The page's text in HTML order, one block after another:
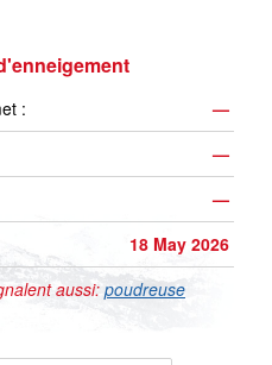
:
—
—
—
18 May 2026
aussi: poudreuse